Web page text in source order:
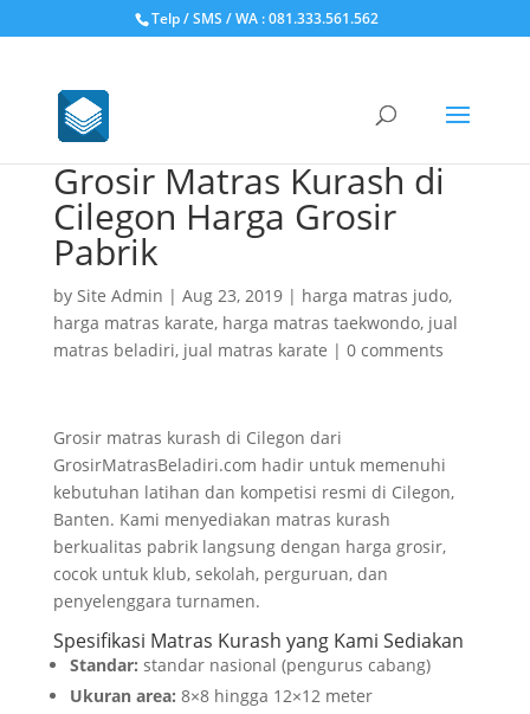
Telp / SMS / WA : 081.333.561.562
Grosir Matras Kurash di
Cilegon Harga Grosir
Pabrik
by Site Admin | Aug 23, 2019| harga matras judo,
harga matras karate, harga matras taekwondo, jual
matras beladiri, jual matras karate | 0 comments
Grosir matras kurash di Cilegon dari
GrosirMatrasBeladiri.com hadir untuk memenuhi
kebutuhan latihan dan kompetisi resmi di Cilegon,
Banten. Kami menyediakan matras kurash
berkualitas pabrik langsung dengan harga grosir,
cocok untuk klub, sekolah, perguruan, dan
penyelenggara turnamen.
Spesifikasi Matras Kurash yang Kami Sediakan
Standar: standar nasional (pengurus cabang)
Ukuran area: 8×8 hingga 12×12 meter